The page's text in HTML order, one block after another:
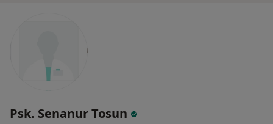
Psk. Senanur Tosun